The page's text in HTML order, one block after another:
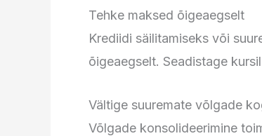
Tehke maksed õigeaegselt
Krediidi säilitamiseks või
õigeaegselt. Seadistage
Vältige suuremate võlgade
Võlgade konsolideerimine